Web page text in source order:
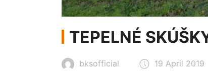
TEPELNÉ
bksofficial 19 April 2019